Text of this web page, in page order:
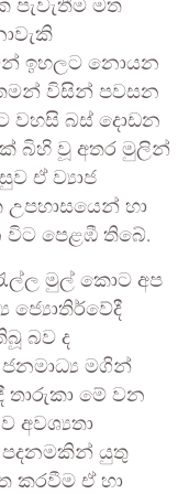
මත
ඉහලට නොයන
විසින් පවසන
වහසි බස් දොඩන
බිහි වූ අතර මුලින්
ඒ ව්‍යාජ
හා
පෙළඹී තිබේ.
මුල් කොට අප
ජ්‍යොතිර්වේදී
බව ද
මගින්
තාරුකා මේ වන
අවශ්‍යතා
යුතු
කරවීම ඒ හා